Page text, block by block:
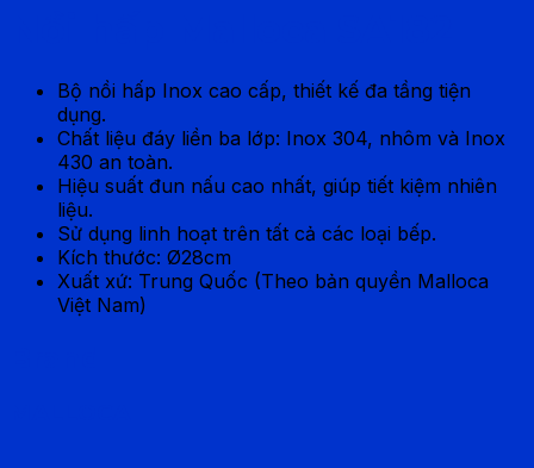
Bộ nồi hấp Inox cao cấp, thiết kế đa tầng tiện
dụng.
Chất liệu đáy liền ba lớp: Inox 304, nhôm và Inox
430 an toàn.
Hiệu suất đun nấu cao nhất, giúp tiết kiệm nhiên
liệu.
Sử dụng linh hoạt trên tất cả các loại bếp.
Kích thước: Ø28cm
Xuất xứ: Trung Quốc (Theo bản quyền Malloca
Việt Nam)